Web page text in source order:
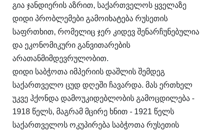
გია ჯანდიერის აზრით, საქართველოს ყველაზე
დიდი პრობლემები გამოიხატება რუსეთის
საფრთხით, რომელიც ჯერ კიდევ შენარჩუნებულია
და ეკონომიკური განვითარების
არათანმიმდევრულობით.
დიდი საბჭოთა იმპერიის დაშლის შემდეგ
საქართველო ცუდ დღეში ჩავარდა. მას ერთხელ
უკვე ჰქონდა დამოუკიდებლობის გამოცდილება -
1918 წელს, მაგრამ მცირე ხნით - 1921 წელს
საქართველოს ოკუპირება საბჭოთა რუსეთის